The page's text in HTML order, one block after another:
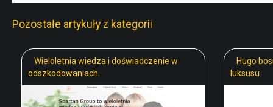
Pozostałe artykuły z kategorii
Wieloletnia wiedza i doświadczenie w
odszkodowaniach.
Hugo
luksusu